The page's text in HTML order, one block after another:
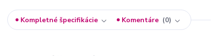
Kompletné špecifikácie Komentáre 0